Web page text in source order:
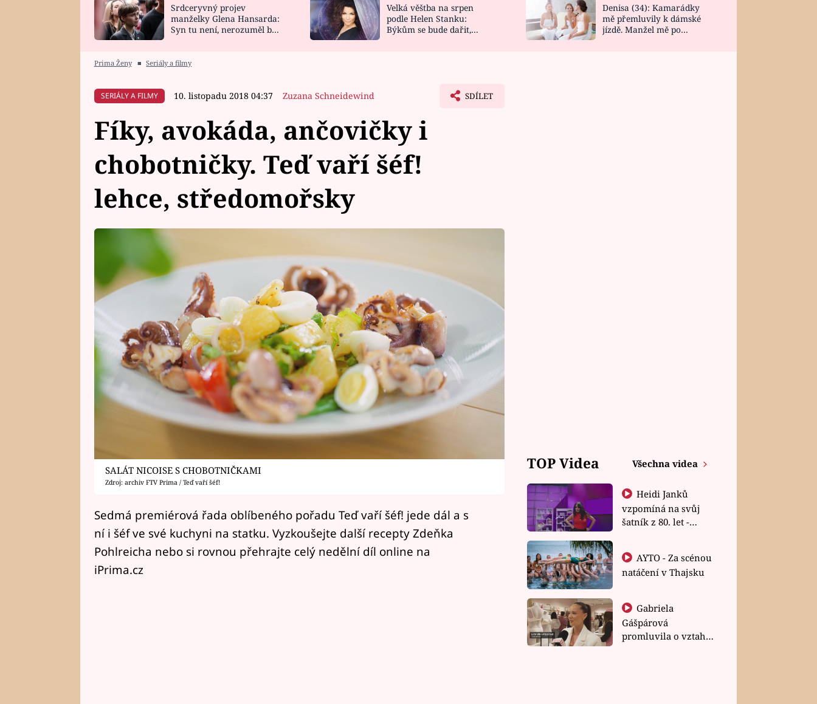
HOROSKOP NA
CELEBRITY
VAŘENÍ
NOVINKY
VIDEORECEPTY
DESIGN
Srdceryvný projev
manželky Glena Hansarda:
Syn tu není, nerozuměl by
Velká věštba na srpen
podle Helen Stanku:
Býkům se bude dařit,
Denisa (34): Kamarádky
mě přemluvily k dámské
jízdě. Manžel mě po
Prima Ženy ■ Seriály a filmy
SERIÁLY A FILMY 10. listopadu 2018 04:37 Zuzana Schneidewind SDÍLET
Fíky, avokáda, ančovičky i
chobotničky. Teď vaří šéf!
lehce, středomořsky
SALÁT NICOISE S CHOBOTNIČKAMI
Zdroj: archiv FTV Prima / Teď vaří šéf!
Sedmá premiérová řada oblíbeného pořadu Teď vaří šéf! jede dál a s
ní i šéf ve své kuchyni na statku. Vyzkoušejte další recepty Zdeňka
Pohlreicha nebo si rovnou přehrajte celý nedělní díl online na
iPrima.cz
TOP Videa Všechna videa
Heidi Janků
vzpomíná na svůj
šatník z 80. let -
natáčení v Thajsku
Gabriela
Gášpárová
promluvila o vztahu